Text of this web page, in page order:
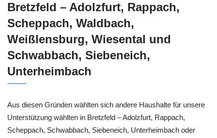
Bretzfeld – Adolzfurt, Rappach,
Scheppach, Waldbach,
Weißlensburg, Wiesental und
Schwabbach, Siebeneich,
Unterheimbach
Aus diesen Gründen wählten sich andere Haushalte für unsere
Unterstützung wählten in Bretzfeld – Adolzfurt, Rappach,
Scheppach, Schwabbach, Siebeneich, Unterheimbach oder